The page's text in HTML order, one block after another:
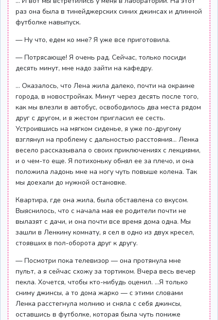
раз она была в тинейджерских синих джинсах и длинной
футболке навыпуск.
— Ну что, едем ко мне? Я уже все приготовила.
— Потрясающе! Я очень рад. Сейчас, только посиди
десять минут, мне надо зайти на кафедру.
... Оказалось, что Лена жила далеко, почти на окраине
города, в новостройках. Минут через десять после того,
как мы влезли в автобус, освободилось два места рядом
друг с другом, и я жестом пригласил ее сесть.
Устроившись на мягком сиденье, я уже по-другому
взглянул на проблему с дальностью расстояния... Ленка
весело рассказывала о своих приключениях с лекциями,
и о чем-то еще. Я потихоньку обнял ее за плечо, и она
положила ладонь мне на ногу чуть повыше колена. Так
мы доехали до нужной остановке.
Квартира, где она жила, была обставлена со вкусом.
Выяснилось, что с начала мая ее родители почти не
вылазят с дачи, и она почти все время дома одна. Мы
зашли в Ленкину комнату, я сел в одно из двух кресел,
стоявших в пол-оборота друг к другу.
— Посмотри пока телевизор — она протянула мне
пульт, а я сейчас схожу за тортиком. Вчера весь вечер
пекла. Хочется, чтобы кто-нибудь оценил. ...Я только
сниму джинсы, а то дома жарко — с этими словами
Ленка расстегнула молнию и сняла с себя джинсы,
оставшись в футболке, которая была чуть пониже